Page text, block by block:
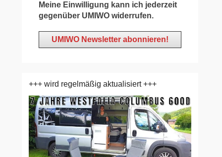
Meine Einwilligung kann ich jederzeit
gegenüber UMIWO widerrufen.
+++ wird regelmäßig aktualisiert +++